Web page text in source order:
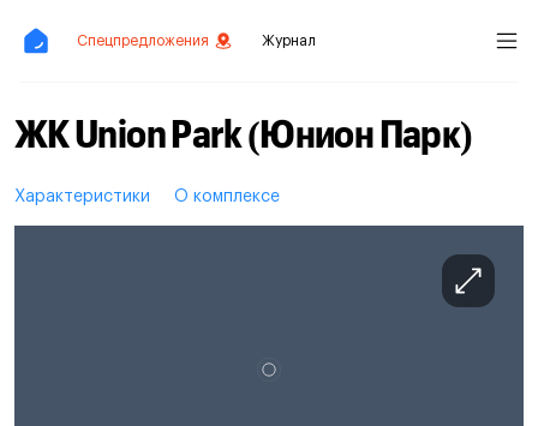
Спецпредложения Журнал
ЖК Union Park (Юнион Парк)
Характеристики О комплексе